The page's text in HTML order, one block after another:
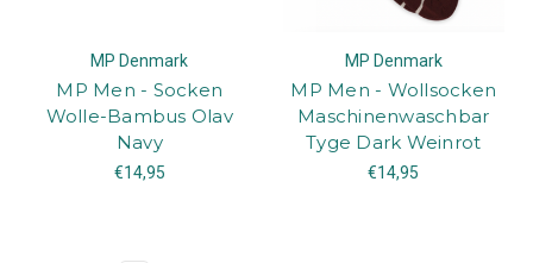
MP Denmark
MP Men - Socken
Wolle-Bambus Olav
Navy
€14,95
MP Denmark
MP Men - Wollsocken
Maschinenwaschbar
Tyge Dark Weinrot
€14,95